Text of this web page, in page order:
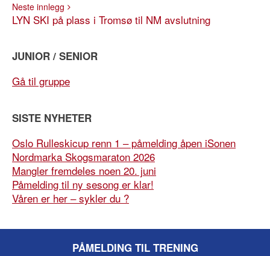
Neste innlegg
LYN SKI på plass i Tromsø til NM avslutning
JUNIOR / SENIOR
Gå til gruppe
SISTE NYHETER
Oslo Rulleskicup renn 1 – påmelding åpen iSonen
Nordmarka Skogsmaraton 2026
Mangler fremdeles noen 20. juni
Påmelding til ny sesong er klar!
Våren er her – sykler du ?
PÅMELDING TIL TRENING